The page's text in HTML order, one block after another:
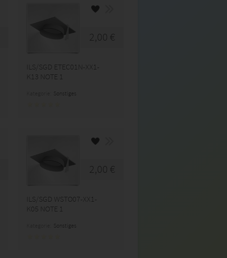
2,00 €
ILS/SGD ETEC01N-XX1-
K13 NOTE 1
Sonstiges
2,00 €
ILS/SGD WSTO07-XX1-
K05 NOTE 1
Sonstiges